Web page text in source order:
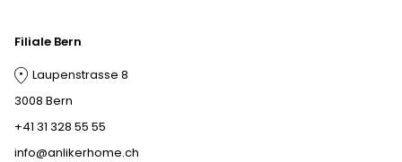
Filiale Bern
Laupenstrasse 8
3008 Bern
+41 31 328 55 55
info@anlikerhome.ch